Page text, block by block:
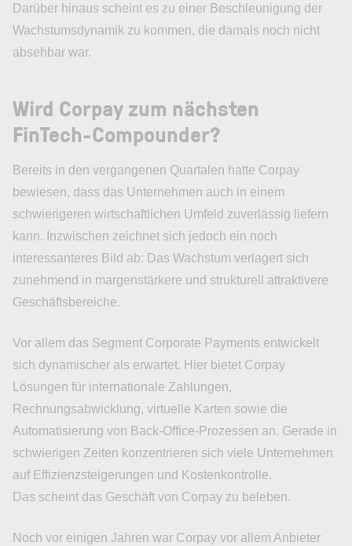
Darüber hinaus scheint es zu einer Beschleunigung der
Wachstumsdynamik zu kommen, die damals noch nicht
absehbar war.
Wird Corpay zum nächsten
FinTech-Compounder?
Bereits in den vergangenen Quartalen hatte Corpay
bewiesen, dass das Unternehmen auch in einem
schwierigeren wirtschaftlichen Umfeld zuverlässig liefern
kann. Inzwischen zeichnet sich jedoch ein noch
interessanteres Bild ab: Das Wachstum verlagert sich
zunehmend in margenstärkere und strukturell attraktivere
Geschäftsbereiche.
Vor allem das Segment Corporate Payments entwickelt
sich dynamischer als erwartet. Hier bietet Corpay
Lösungen für internationale Zahlungen,
Rechnungsabwicklung, virtuelle Karten sowie die
Automatisierung von Back-Office-Prozessen an. Gerade in
schwierigen Zeiten konzentrieren sich viele Unternehmen
auf Effizienzsteigerungen und Kostenkontrolle.
Das scheint das Geschäft von Corpay zu beleben.
Noch vor einigen Jahren war Corpay vor allem Anbieter